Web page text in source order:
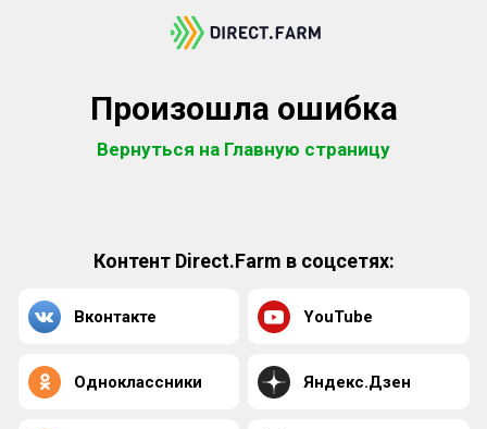
Произошла ошибка
Вернуться на Главную страницу
Контент Direct.Farm в соцсетях:
Вконтакте YouTube
Одноклассники Яндекс.Дзен